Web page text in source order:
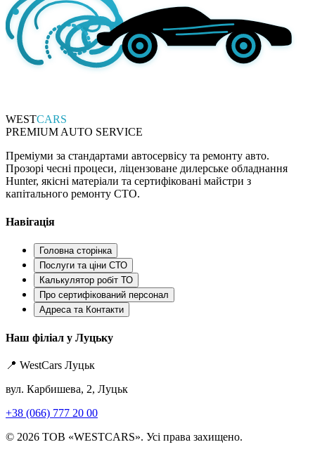
WESTCARS
PREMIUM AUTO SERVICE
Преміуми за стандартами автосервісу та ремонту авто.
Прозорі чесні процеси, ліцензоване дилерське обладнання
Hunter, якісні матеріали та сертифіковані майстри з
капітального ремонту СТО.
Навігація
Головна сторінка
Послуги та ціни СТО
Калькулятор робіт ТО
Про сертифікований персонал
Адреса та Контакти
Наш філіал у Луцьку
📍 WestCars Луцьк
вул. Карбишева, 2, Луцьк
+38 (066) 777 20 00
© 2026 ТОВ «WESTCARS». Усі права захищено.